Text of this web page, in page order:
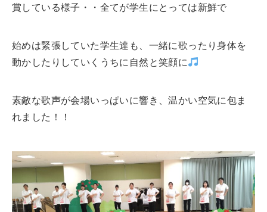
ニュース
オープンキャンパス
資料請求
お問い合わせ
企業の方へ
情報公開
賞している様子・・全てが学生にとっては新鮮で
始めは緊張していた学生達も、一緒に歌ったり身体を
動かしたりしていくうちに自然と笑顔に
素敵な歌声が会場いっぱいに響き、温かい空気に包ま
れました！！